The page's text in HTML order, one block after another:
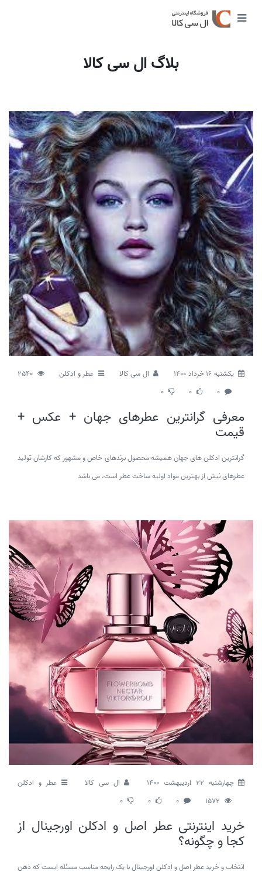
بلاگ ال سی کالا
يكشنبه 16 خرداد 1400 ال سی کالا عطر و ادکلن
2540
0
0
0
معرفی گرانترین عطرهای جهان + عکس +
قیمت
گرانترین ادکلن های جهان همیشه محصول برندهای خاص و مشهور که کارشان تولید
عطرهای نیش از بهترین مواد اولیه ساخت عطر است، می باشد
چهارشنبه 22 اردیبهشت 1400 ال سی کالا
عطر و ادکلن
1572
0
0
0
خرید اینترنتی عطر اصل و ادکلن اورجینال از
کجا و چگونه؟
انتخاب و خرید عطر اصل و ادکلن اورجینال با یک رایحه مناسب مسئله ایست که ذهن